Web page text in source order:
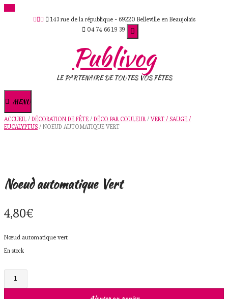
143 rue de la république - 69220 Belleville en Beaujolais
04 74 66 19 39
Publivog
LE PARTENAIRE DE TOUTES VOS FÊTES
MENU
ACCUEIL / DÉCORATION DE FÊTE / DÉCO PAR COULEUR /VERT / SAUGE /
EUCALYPTUS / NOEUD AUTOMATIQUE VERT
Noeud automatique Vert
4,80€
Nœud automatique vert
En stock
Noeud